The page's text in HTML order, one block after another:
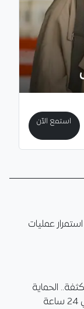
استمع الآن
24 ساعة.. استمرار عمليات
الحماية